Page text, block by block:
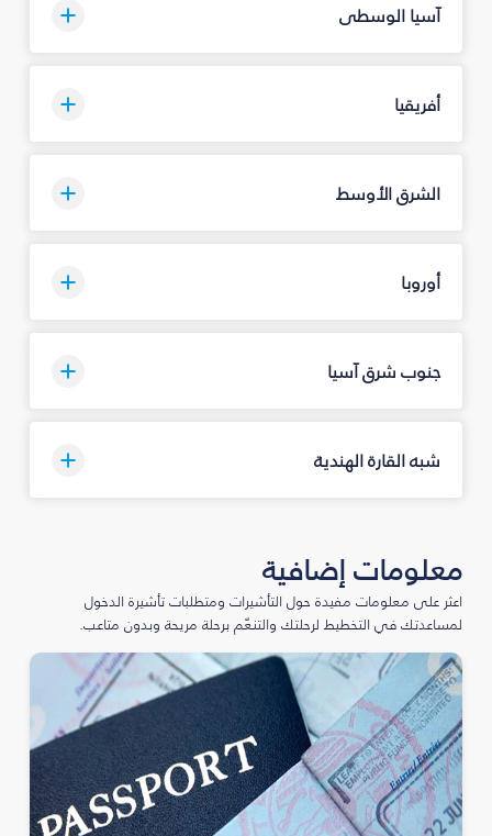
آسيا الوسطى
أفريقيا
الشرق الأوسط
أوروبا
جنوب شرق آسيا
شبه القارة الهندية
معلومات إضافية
اعثر على معلومات مفيدة حول التأشيرات ومتطلبات تأشيرة الدخول
لمساعدتك في التخطيط لرحلتك والتنعّم برحلة مريحة وبدون متاعب.